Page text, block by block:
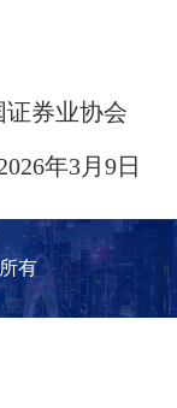
证券业协会
年3月9日
有